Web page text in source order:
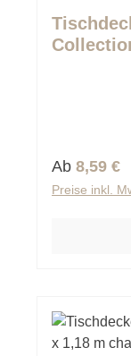
Regulärer
Ab 8,59 €
Preise inkl.